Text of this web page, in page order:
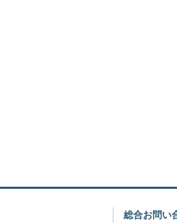
総合お問い